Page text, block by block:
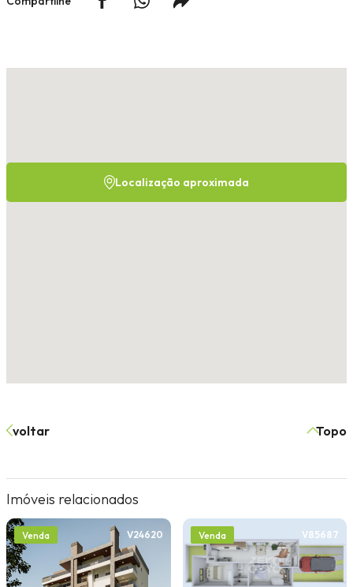
Localização aproximada
voltar Topo
Imóveis relacionados
Venda V24620 Venda V85687